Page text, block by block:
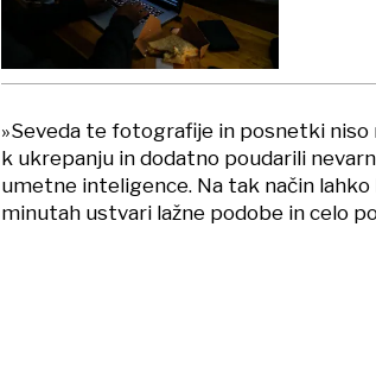
»Seveda te fotografije in posnetki niso
k ukrepanju in dodatno poudarili
umetne inteligence. Na tak način lahko
minutah ustvari lažne podobe in celo